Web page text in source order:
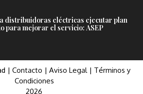
distribuidoras eléctricas ejecutar plan
para mejorar el servicio: ASEP
| Contacto | Aviso Legal| Términos y
Condiciones
2026